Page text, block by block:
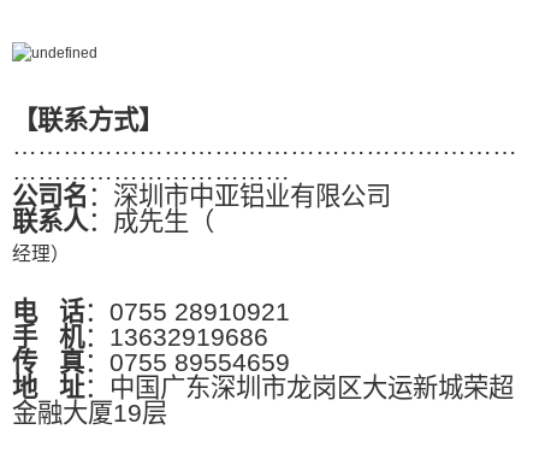
【联系方式】
……………………………………………………
……………………………
公司名 ：深圳市中亚铝业有限公司
联系人：成先生（
经理）
电 话：0755 28910921
手 机：13632919686
传
真：0755 89554659
地
址：中国广东深圳市龙岗区大运新城荣超
金融大厦19层